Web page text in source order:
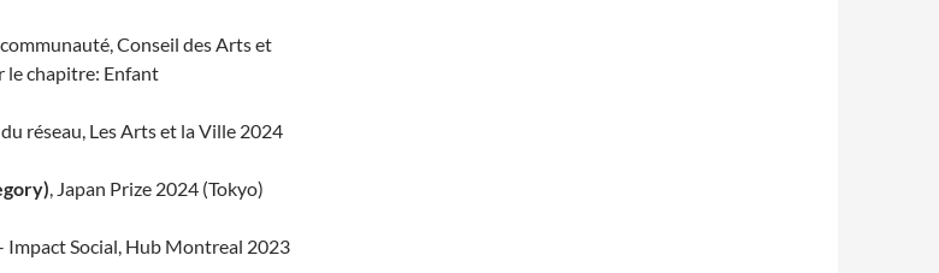
Conseil des Arts et
le chapitre: Enfant
réseau, Les Arts et la Ville 2024
, Japan Prize 2024 (Tokyo)
Impact Social, Hub Montreal 2023